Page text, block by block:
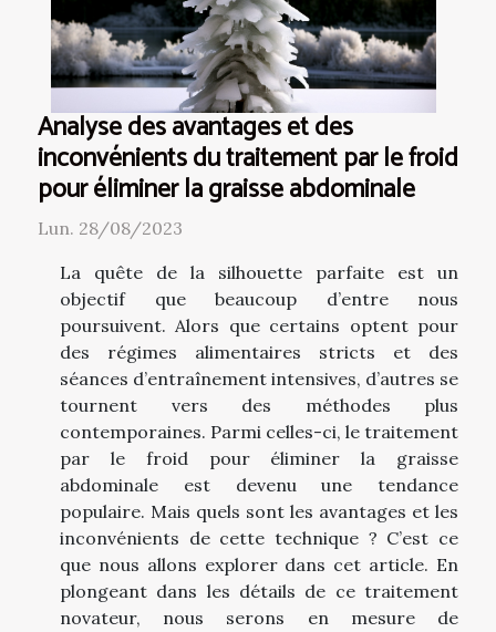
Analyse des avantages et des
inconvénients du traitement par le froid
pour éliminer la graisse abdominale
Lun. 28/08/2023
La quête de la silhouette parfaite est un
objectif que beaucoup d’entre nous
poursuivent. Alors que certains optent pour
des régimes alimentaires stricts et des
séances d’entraînement intensives, d’autres se
tournent vers des méthodes plus
contemporaines. Parmi celles-ci, le traitement
par le froid pour éliminer la graisse
abdominale est devenu une tendance
populaire. Mais quels sont les avantages et les
inconvénients de cette technique ? C’est ce
que nous allons explorer dans cet article. En
plongeant dans les détails de ce traitement
novateur, nous serons en mesure de